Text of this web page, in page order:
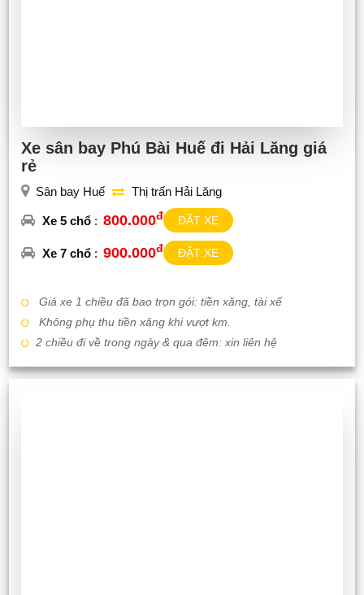
Xe sân bay Phú Bài Huế đi Hải Lăng giá
rẻ
Sân bay Huế Thị trấn Hải Lăng
Xe 5 chổ : 800.000đ ĐẶT XE
Xe 7 chổ : 900.000đ ĐẶT XE
Giá xe 1 chiều đã bao trọn gói: tiền xăng, tài xế
Không phụ thu tiền xăng khi vượt km.
2 chiều đi về trong ngày & qua đêm: xin liên hệ